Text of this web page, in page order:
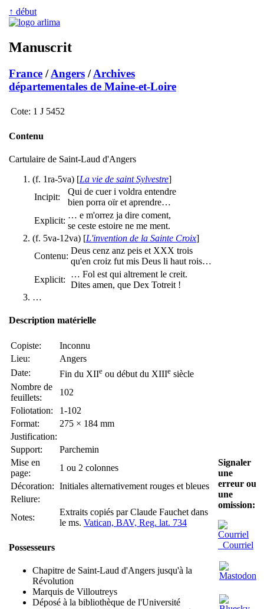
↑ début
Manuscrit
France /Angers /Archives
départementales de Maine-et-Loire
Cote: 1 J 5452
Contenu
Cartulaire de Saint-Laud d'Angers
(f. 1ra-5va) [La vie de saint Sylvestre]
Incipit:
Qui de cuer i voldra entendre
bien porra oïr et aprendre…
Explicit:
… e m'orrez ja dire coment,
se ceste estoire ne me ment.
(f. 5va-12va) [L'invention de la Sainte Croix]
Contenu:
Deus cenz anz peis et XXX trois
qu'en croiz fut mis Deus li haut rois…
Explicit:
… Fol est qui altrement le creit.
Dites amen, que Dex Totreit !
…
Description matérielle
Copiste:
Inconnu
Lieu:
Angers
Date:
Fin du XIIe ou début du XIIIe siècle
Nombre de
feuillets:
102
Foliotation:
1-102
Format:
275 × 184 mm
Justification:
Support:
Parchemin
Mise en
page:
1 ou 2 colonnes
Décoration: Initiales alternativement rouges et bleues
Reliure:
Notes:
Extraits copiés par Claude Fauchet dans
le ms. Vatican, BAV, Reg. lat. 734
Possesseurs
Chapitre de Saint-Laud d'Angers jusqu'à la
Révolution
Marquis de Villoutreys
Déposé à la bibliothèque de l'Université
Signaler
une
erreur ou
une
omission:
Courriel